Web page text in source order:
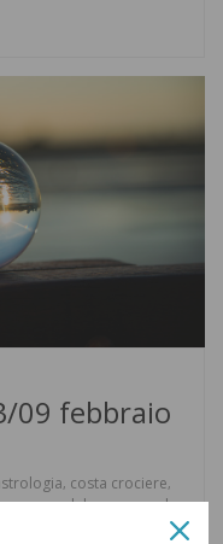
09 febbraio
, costa crociere,
del mare,royal